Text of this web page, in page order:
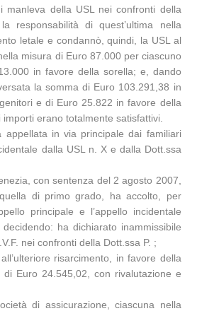
manleva della USL nei confronti della
responsabilità di quest’ultima nella
letale e condannò, quindi, la USL al
misura di Euro 87.000 per ciascuno
in favore della sorella; e, dando
la somma di Euro 103.291,38 in
e di Euro 25.822 in favore della
erano totalmente satisfattivi.
in via principale dai familiari
dalla USL n. X e dalla Dott.ssa
con sentenza del 2 agosto 2007,
di primo grado, ha accolto, per
principale e l’appello incidentale
ha dichiarato inammissibile
nei confronti della Dott.ssa P. ;
risarcimento, in favore della
Euro 24.545,02, con rivalutazione e
di assicurazione, ciascuna nella